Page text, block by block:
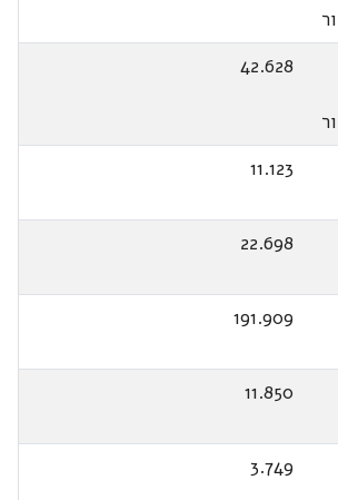
42.628
11.123
22.698
191.909
11.850
3.749